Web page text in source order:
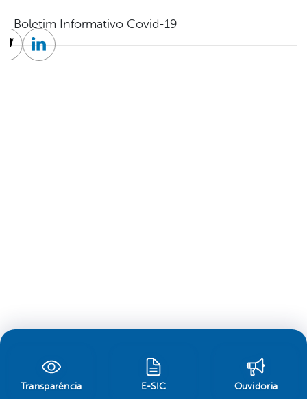
Boletim Informativo Covid-19
TwitterLinkedin
Transparência E-SIC Ouvidoria